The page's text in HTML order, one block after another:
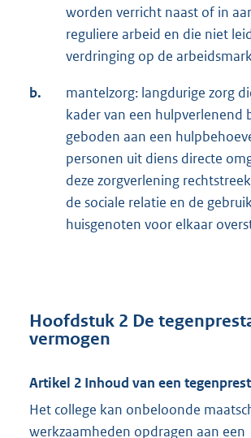
worden verricht naast of in
reguliere arbeid en die niet
verdringing op de
b.
mantelzorg: langdurige zorg
kader van een hulpverlenend
geboden aan een
personen uit diens directe
deze zorgverlening
de sociale relatie en de
huisgenoten voor elkaar
Hoofdstuk 2 De
vermogen
Artikel 2 Inhoud van een
Het college kan onbeloonde
werkzaamheden opdragen aan een